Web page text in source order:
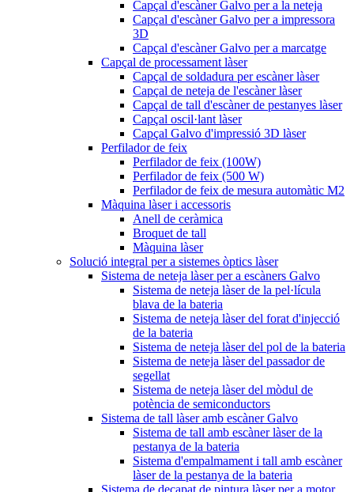
Capçal d'escàner Galvo per a la neteja
Capçal d'escàner Galvo per a impressora
3D
Capçal d'escàner Galvo per a marcatge
Capçal de processament làser
Capçal de soldadura per escàner làser
Capçal de neteja de l'escàner làser
Capçal de tall d'escàner de pestanyes làser
Capçal oscil·lant làser
Capçal Galvo d'impressió 3D làser
Perfilador de feix
Perfilador de feix (100W)
Perfilador de feix (500 W)
Perfilador de feix de mesura automàtic M2
Màquina làser i accessoris
Anell de ceràmica
Broquet de tall
Màquina làser
Solució integral per a sistemes òptics làser
Sistema de neteja làser per a escàners Galvo
Sistema de neteja làser de la pel·lícula
blava de la bateria
Sistema de neteja làser del forat d'injecció
de la bateria
Sistema de neteja làser del pol de la bateria
Sistema de neteja làser del passador de
segellat
Sistema de neteja làser del mòdul de
potència de semiconductors
Sistema de tall làser amb escàner Galvo
Sistema de tall amb escàner làser de la
pestanya de la bateria
Sistema d'empalmament i tall amb escàner
làser de la pestanya de la bateria
Sistema de decapat de pintura làser per a motor